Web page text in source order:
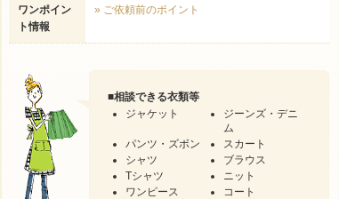
ワンポイン
ト情報
» ご依頼前のポイント
■相談できる衣類等
ジャケット
ジーンズ・デニ
ム
パンツ・ズボン
スカート
シャツ
ブラウス
Tシャツ
ニット
ワンピース
コート